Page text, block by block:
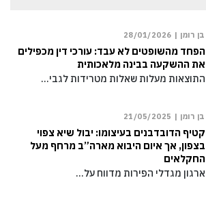
בן רומן | 28/01/2026
הפחד מהשופטים לא עבד: עורכי דין מכפילים
את ההשקעה בבינה מלאכותית
התוצאות מעלות שאלות מטרידות לגבי…
בן רומן | 21/05/2025
קטיף הדובדבנים בעיצומו: יבול שיא צפוי
בצפון, אך איום היבוא מארה”ב מרחף מעל
החקלאים
ארגון מגדלי הפירות מדווח על…